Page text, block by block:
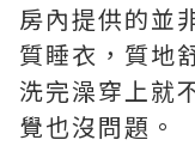
房內提供的並
質睡衣，質地
洗完澡穿上就
覺也沒問題。